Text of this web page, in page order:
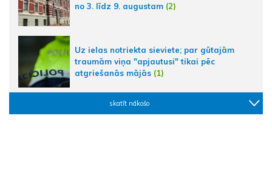
no 3. līdz 9. augustam (2)
Uz ielas notriekta sieviete; par gūtajām
traumām viņa "apjautusi" tikai pēc
atgriešanās mājās (1)
skatīt nākošo